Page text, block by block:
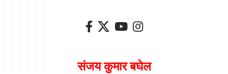
संजय कुमार बघेल